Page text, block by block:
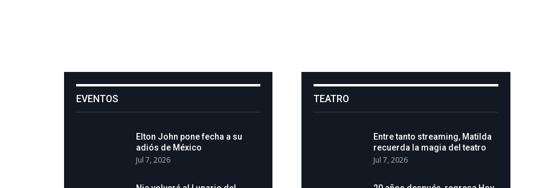
EVENTOS
Elton John pone fecha a su
adiós de México
Jul 7, 2026
TEATRO
Entre tanto streaming, Matilda
recuerda la magia del teatro
Jul 7, 2026